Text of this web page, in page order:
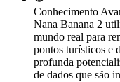
Conhecimento
Nana Banana 2
mundo real para
pontos turísticos e
profunda
de dados que são